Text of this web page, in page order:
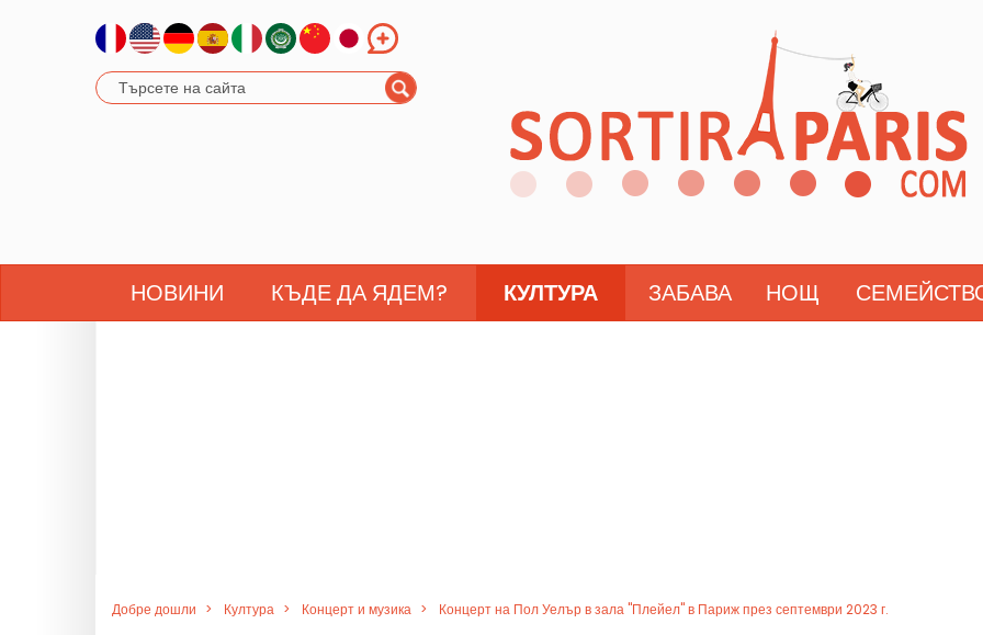
НОВИНИ КЪДЕ ДА ЯДЕМ? КУЛТУРА ЗАБАВА НОЩ
Добре дошли Култура Концерт и музика Концерт на Пол Уелър в зала "Плейел" в Париж през септември 2023 г.